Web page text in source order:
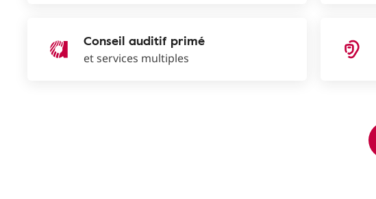
Conseil auditif primé
et services multiples